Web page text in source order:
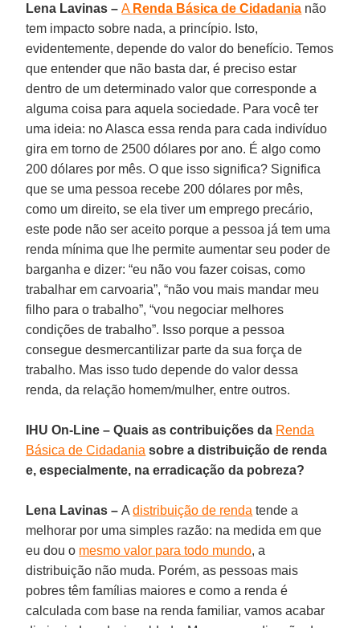
Lena Lavinas – A Renda Básica de Cidadania não
tem impacto sobre nada, a princípio. Isto,
evidentemente, depende do valor do benefício. Temos
que entender que não basta dar, é preciso estar
dentro de um determinado valor que corresponde a
alguma coisa para aquela sociedade. Para você ter
uma ideia: no Alasca essa renda para cada indivíduo
gira em torno de 2500 dólares por ano. É algo como
200 dólares por mês. O que isso significa? Significa
que se uma pessoa recebe 200 dólares por mês,
como um direito, se ela tiver um emprego precário,
este pode não ser aceito porque a pessoa já tem uma
renda mínima que lhe permite aumentar seu poder de
barganha e dizer: “eu não vou fazer coisas, como
trabalhar em carvoaria”, “não vou mais mandar meu
filho para o trabalho”, “vou negociar melhores
condições de trabalho”. Isso porque a pessoa
consegue desmercantilizar parte da sua força de
trabalho. Mas isso tudo depende do valor dessa
renda, da relação homem/mulher, entre outros.
IHU On-Line – Quais as contribuições da Renda
Básica de Cidadania sobre a distribuição de renda
e, especialmente, na erradicação da pobreza?
Lena Lavinas –Adistribuição de renda tende a
melhorar por uma simples razão: na medida em que
eu dou o mesmo valor para todo mundo, a
distribuição não muda. Porém, as pessoas mais
pobres têm famílias maiores e como a renda é
calculada com base na renda familiar, vamos acabar